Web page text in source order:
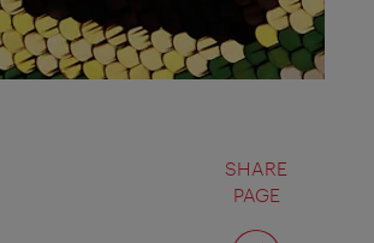
SHARE
PAGE
Share